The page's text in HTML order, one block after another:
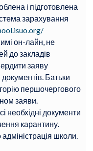
і підготовлена
зарахування
он-лайн, не
до закладів
заяву
Батьки
першочергового
заяви.
необхідні документи
карантину.
школи.